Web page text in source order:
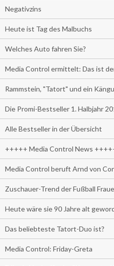
Negativzins
Heute ist Tag des Malbuchs
Welches Auto fahren Sie?
Media Control ermittelt: Das ist
Rammstein, "Tatort" und ein
Die Promi-Bestseller 1. Halbjahr
Alle Bestseller in der Übersicht
+++++ Media Control News
Media Control beruft Arnd von
Zuschauer-Trend der Fußball
Heute wäre sie 90 Jahre alt
Das beliebteste Tatort-Duo ist?
Media Control: Friday-Greta